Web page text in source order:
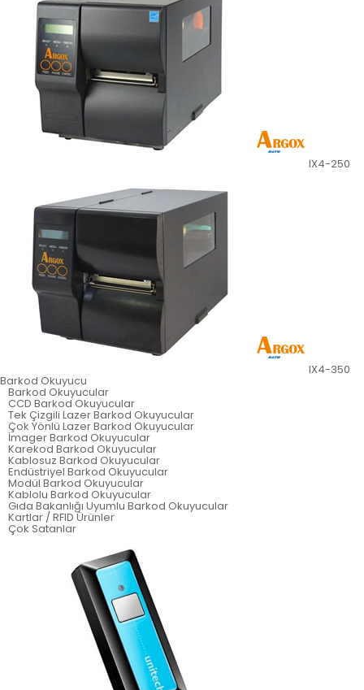
IX4-250
IX4-350
Barkod Okuyucu
Barkod Okuyucular
CCD Barkod Okuyucular
Tek Çizgili Lazer Barkod Okuyucular
Çok Yönlü Lazer Barkod Okuyucular
İmager Barkod Okuyucular
Karekod Barkod Okuyucular
Kablosuz Barkod Okuyucular
Endüstriyel Barkod Okuyucular
Modül Barkod Okuyucular
Kablolu Barkod Okuyucular
Gıda Bakanlığı Uyumlu Barkod Okuyucular
Kartlar / RFID Ürünler
Çok Satanlar